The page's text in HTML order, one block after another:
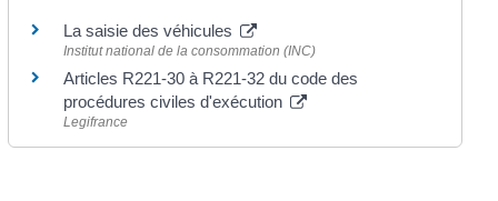
La saisie des véhicules
Institut national de la consommation (INC)
Articles R221-30 à R221-32 du code des
procédures civiles d'exécution
Legifrance